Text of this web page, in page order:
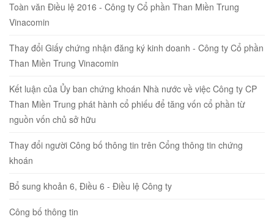
Toàn văn Điều lệ 2016 - Công ty Cổ phần Than Miền Trung
Vinacomin
Thay đổi Giấy chứng nhận đăng ký kinh doanh - Công ty Cổ phần
Than Miền Trung Vinacomin
Kết luận của Ủy ban chứng khoán Nhà nước về việc Công ty CP
Than Miền Trung phát hành cổ phiếu để tăng vốn cổ phần từ
nguồn vốn chủ sở hữu
Thay đổi người Công bố thông tin trên Cổng thông tin chứng
khoán
Bổ sung khoản 6, Điều 6 - Điều lệ Công ty
Công bố thông tin